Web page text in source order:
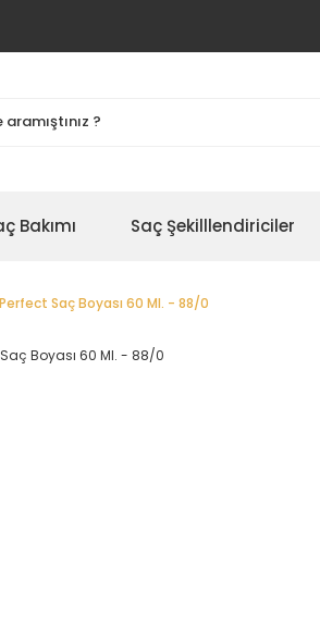
Bakımı Saç Şekilllendiriciler
Saç Boyası 60 Ml. - 88/0